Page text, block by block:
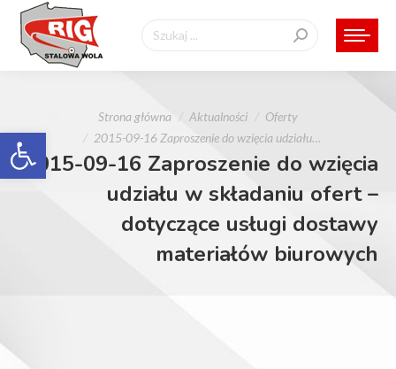
Otwórz pasek narzędzi
Szukaj:
Strona główna Aktualności
Oferty
2015-09-16 Zaproszenie do wzięcia udziału…
2015-09-16 Zaproszenie do wzięcia
udziału w składaniu ofert –
dotyczące usługi dostawy
materiałów biurowych